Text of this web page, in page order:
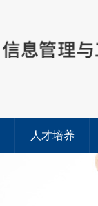
人才培养